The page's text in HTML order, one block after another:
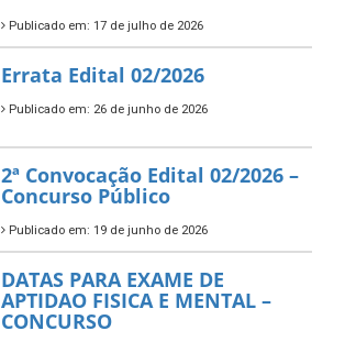
Publicado em: 17 de julho de 2026
Errata Edital 02/2026
Publicado em: 26 de junho de 2026
2ª Convocação Edital 02/2026 –
Concurso Público
Publicado em: 19 de junho de 2026
DATAS PARA EXAME DE
APTIDAO FISICA E MENTAL –
CONCURSO